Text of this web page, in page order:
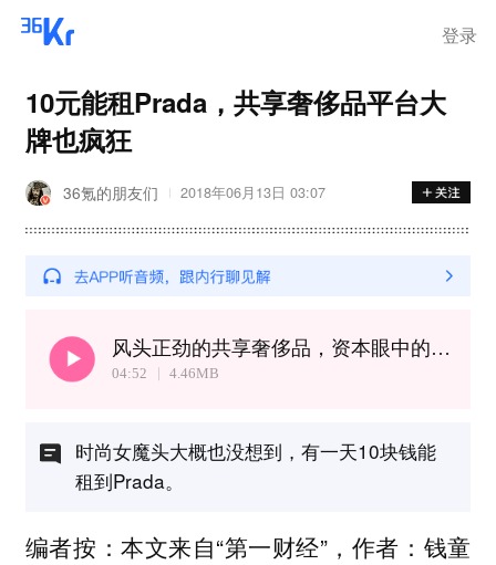
登录
10元能租Prada，共享奢侈品平台大
牌也疯狂
36氪的朋友们 2018年06月13日 03:07
风头正劲的共享奢侈品，资本眼中的下一个“独角兽”游乐园
04:52 4.46MB
时尚女魔头大概也没想到，有一天10块钱能
租到Prada。
编者按：本文来自“第一财经”，作者：钱童